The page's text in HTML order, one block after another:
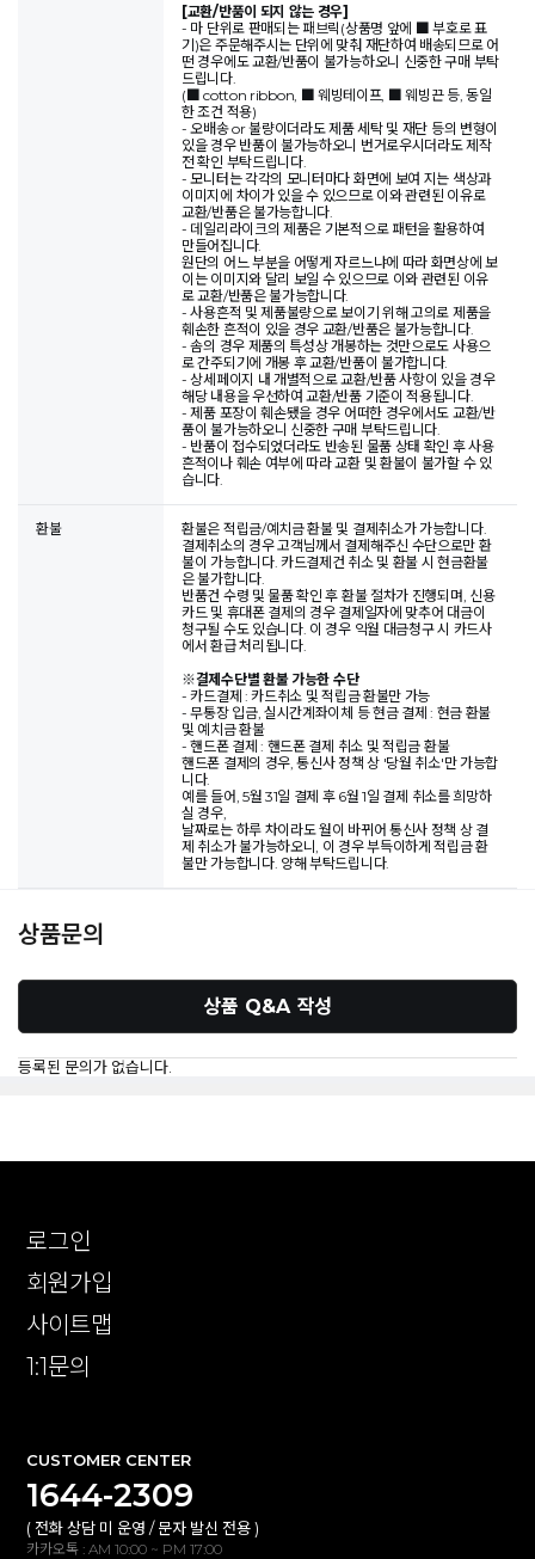
[교환/반품이 되지 않는 경우]
- 마 단위로 판매되는 패브릭(상품명 앞에 ■ 부호로 표
기)은 주문해주시는 단위에 맞춰 재단하여 배송되므로 어
떤 경우에도 교환/반품이 불가능하오니 신중한 구매 부탁
드립니다.
(■ cotton ribbon, ■ 웨빙테이프, ■ 웨빙끈 등, 동일
한 조건 적용)
- 오배송 or 불량이더라도 제품 세탁 및 재단 등의 변형이
있을 경우 반품이 불가능하오니 번거로우시더라도 제작
전 확인 부탁드립니다.
- 모니터는 각각의 모니터마다 화면에 보여 지는 색상과
이미지에 차이가 있을 수 있으므로 이와 관련된 이유로
교환/반품은 불가능합니다.
- 데일리라이크의 제품은 기본적으로 패턴을 활용하여
만들어집니다.
원단의 어느 부분을 어떻게 자르느냐에 따라 화면상에 보
이는 이미지와 달리 보일 수 있으므로 이와 관련된 이유
로 교환/반품은 불가능합니다.
- 사용흔적 및 제품불량으로 보이기 위해 고의로 제품을
훼손한 흔적이 있을 경우 교환/반품은 불가능합니다.
- 솜의 경우 제품의 특성상 개봉하는 것만으로도 사용으
로 간주되기에 개봉 후 교환/반품이 불가합니다.
- 상세페이지 내 개별적으로 교환/반품 사항이 있을 경우
해당 내용을 우선하여 교환/반품 기준이 적용됩니다.
- 제품 포장이 훼손됐을 경우 어떠한 경우에서도 교환/반
품이 불가능하오니 신중한 구매 부탁드립니다.
- 반품이 접수되었더라도 반송된 물품 상태 확인 후 사용
흔적이나 훼손 여부에 따라 교환 및 환불이 불가할 수 있
습니다.
환불
환불은 적립금/예치금 환불 및 결제취소가 가능합니다.
결제취소의 경우 고객님께서 결제해주신 수단으로만 환
불이 가능합니다. 카드결제건 취소 및 환불 시 현금환불
은 불가합니다.
반품건 수령 및 물품 확인 후 환불 절차가 진행되며, 신용
카드 및 휴대폰 결제의 경우 결제일자에 맞추어 대금이
청구될 수도 있습니다. 이 경우 익월 대금청구 시 카드사
에서 환급 처리됩니다.
※결제수단별 환불 가능한 수단
- 카드결제 : 카드취소 및 적립금 환불만 가능
- 무통장 입금, 실시간계좌이체 등 현금 결제 : 현금 환불
및 예치금 환불
- 핸드폰 결제 : 핸드폰 결제 취소 및 적립금 환불
핸드폰 결제의 경우, 통신사 정책 상 '당월 취소'만 가능합
니다.
예를 들어, 5월 31일 결제 후 6월 1일 결제 취소를 희망하
실 경우,
날짜로는 하루 차이라도 월이 바뀌어 통신사 정책 상 결
제 취소가 불가능하오니, 이 경우 부득이하게 적립금 환
불만 가능합니다. 양해 부탁드립니다.
상품문의
상품 Q&A 작성
등록된 문의가 없습니다.
로그인
회원가입
사이트맵
1:1문의
CUSTOMER CENTER
1644-2309
( 전화 상담 미 운영 / 문자 발신 전용 )
카카오톡 : AM 10:00 ~ PM 17:00